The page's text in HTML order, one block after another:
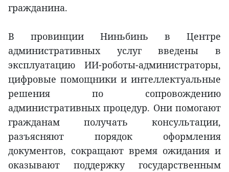
гражданина.
В провинции Ниньбинь в Центре
административных услуг введены в
эксплуатацию ИИ-роботы-администраторы,
цифровые помощники и интеллектуальные
решения по сопровождению
административных процедур. Они помогают
гражданам получать консультации,
разъясняют порядок оформления
документов, сокращают время ожидания и
оказывают поддержку государственным